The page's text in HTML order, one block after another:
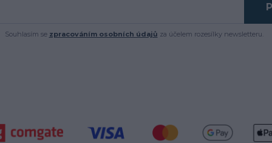
Souhlasím se zpracováním osobních údajů za účelem rozesílky newsletteru.